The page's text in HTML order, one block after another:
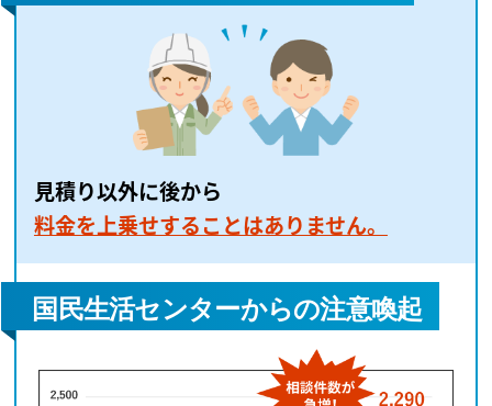
見積り以外に後から
料金を上乗せすることはありません。
国民生活センターからの注意喚起